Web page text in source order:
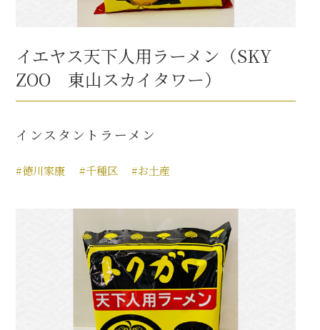
イエヤス天下人用ラーメン（SKY
ZOO 東山スカイタワー）
インスタントラーメン
#徳川家康 #千種区 #お土産